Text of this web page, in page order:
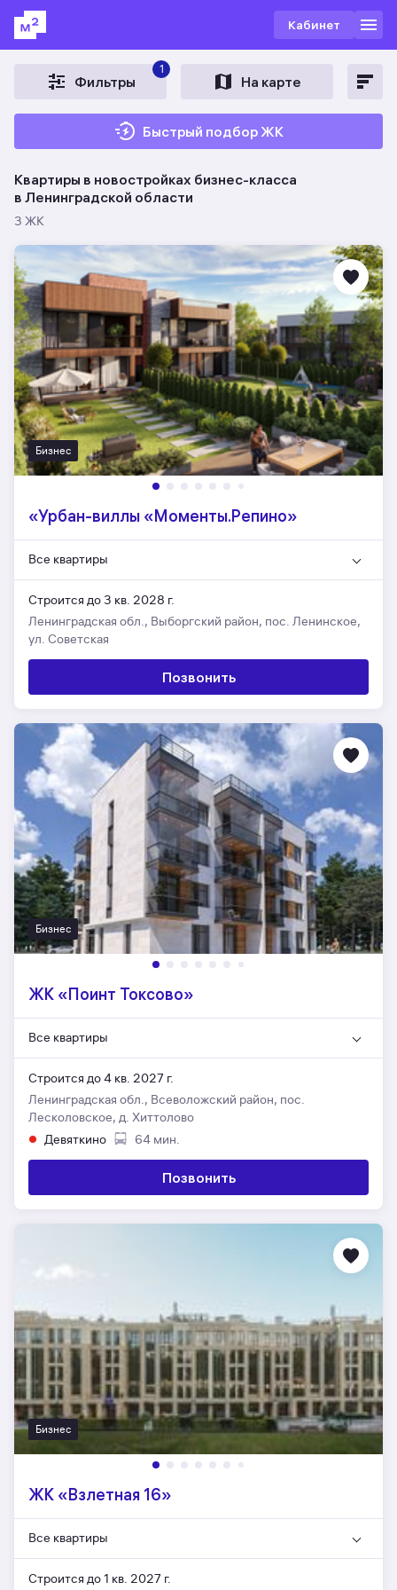
Кабинет
Фильтры
1
На карте
Быстрый подбор ЖК
Квартиры в новостройках бизнес-класса
в Ленинградской области
3 ЖК
Бизнес
«Урбан-виллы «Моменты.Репино»
Все квартиры
Строится до 3 кв. 2028 г.
Ленинградская обл., Выборгский район, пос. Ленинское,
ул. Советская
Позвонить
Бизнес
ЖК «Поинт Токсово»
Все квартиры
Строится до 4 кв. 2027 г.
Ленинградская обл., Всеволожский район, пос.
Лесколовское, д. Хиттолово
Девяткино
64 мин.
Позвонить
Бизнес
ЖК «Взлетная 16»
Все квартиры
Строится до 1 кв. 2027 г.